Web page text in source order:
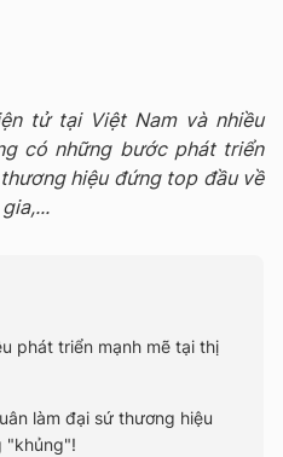
tử tại Việt Nam và nhiều
có những bước phát triển
hiệu đứng top đầu về
phát triển mạnh mẽ tại thị
làm đại sứ thương hiệu
"khủng"!